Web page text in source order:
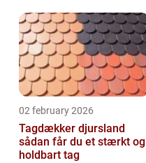
02 february 2026
Tagdækker djursland
sådan får du et stærkt og
holdbart tag